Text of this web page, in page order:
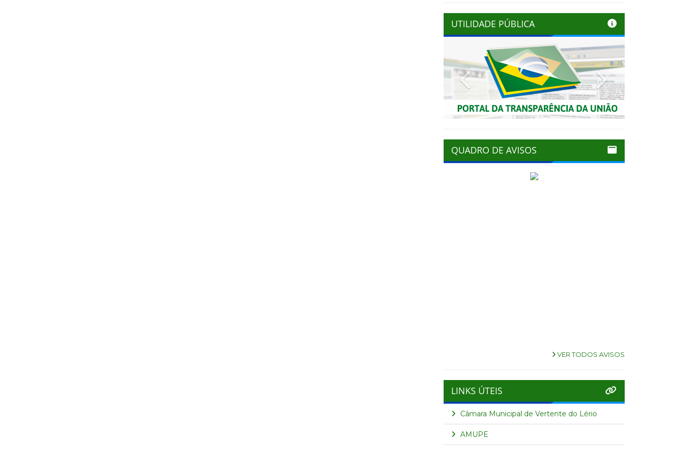
UTILIDADE PÚBLICA
Previous Next
QUADRO DE AVISOS
VER TODOS AVISOS
LINKS ÚTEIS
Câmara Municipal de Vertente do Lério
AMUPE